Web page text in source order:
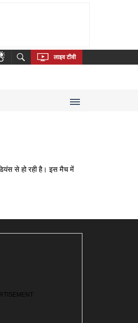
Kannada Malayalam
लाइव टीवी
से हो रही है। इस मैच में